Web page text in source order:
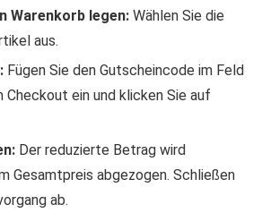
Warenkorb legen: Wählen Sie die
aus.
Fügen Sie den Gutscheincode im Feld
Checkout ein und klicken Sie auf
Der reduzierte Betrag wird
Gesamtpreis abgezogen. Schließen
ab.